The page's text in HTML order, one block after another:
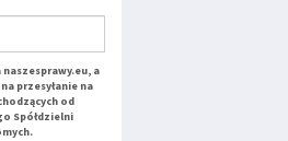
a
przesyłanie na
od
Spółdzielni